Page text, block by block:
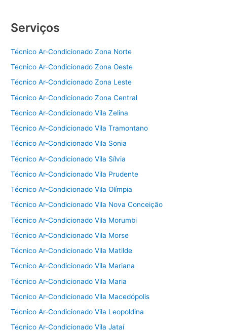
Serviços
Técnico Ar-Condicionado Zona Norte
Técnico Ar-Condicionado Zona Oeste
Técnico Ar-Condicionado Zona Leste
Técnico Ar-Condicionado Zona Central
Técnico Ar-Condicionado Vila Zelina
Técnico Ar-Condicionado Vila Tramontano
Técnico Ar-Condicionado Vila Sonia
Técnico Ar-Condicionado Vila Sílvia
Técnico Ar-Condicionado Vila Prudente
Técnico Ar-Condicionado Vila Olímpia
Técnico Ar-Condicionado Vila Nova Conceição
Técnico Ar-Condicionado Vila Morumbi
Técnico Ar-Condicionado Vila Morse
Técnico Ar-Condicionado Vila Matilde
Técnico Ar-Condicionado Vila Mariana
Técnico Ar-Condicionado Vila Maria
Técnico Ar-Condicionado Vila Macedópolis
Técnico Ar-Condicionado Vila Leopoldina
Técnico Ar-Condicionado Vila Jataí